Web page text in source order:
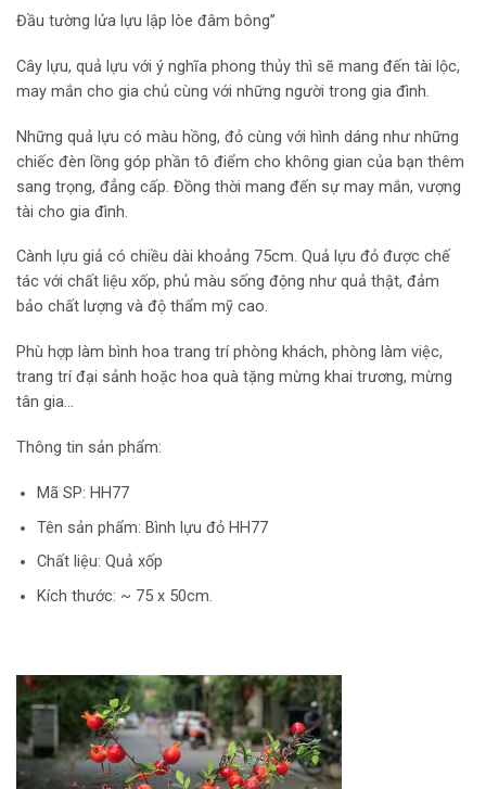
Đầu tường lửa lựu lập lòe đâm bông”
Cây lựu, quả lựu với ý nghĩa phong thủy thì sẽ mang đến tài lộc,
may mắn cho gia chủ cùng với những người trong gia đình.
Những quả lựu có màu hồng, đỏ cùng với hình dáng như những
chiếc đèn lồng góp phần tô điểm cho không gian của bạn thêm
sang trọng, đẳng cấp. Đồng thời mang đến sự may mắn, vượng
tài cho gia đình.
Cành lựu giả có chiều dài khoảng 75cm. Quả lựu đỏ được chế
tác với chất liệu xốp, phủ màu sống động như quả thật, đảm
bảo chất lượng và độ thẩm mỹ cao.
Phù hợp làm bình hoa trang trí phòng khách, phòng làm việc,
trang trí đại sảnh hoặc hoa quà tặng mừng khai trương, mừng
tân gia…
Thông tin sản phẩm:
Mã SP: HH77
Tên sản phẩm: Bình lựu đỏ HH77
Chất liệu: Quả xốp
Kích thước: ~ 75 x 50cm.